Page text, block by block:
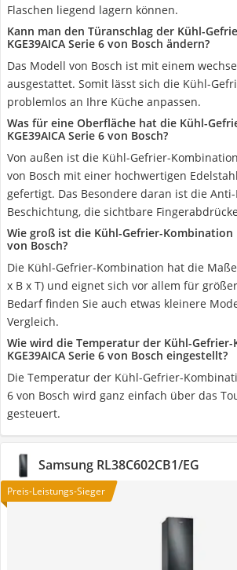
Flaschen liegend lagern können.
Kann man den Türanschlag der Kühl-
KGE39AICA Serie 6 von Bosch ändern?
Das Modell von Bosch ist mit einem
ausgestattet. Somit lässt sich die Kühl-
problemlos an Ihre Küche anpassen.
Was für eine Oberfläche hat die Kühl-
KGE39AICA Serie 6 von Bosch?
Von außen ist die Kühl-Gefrier-Kombination
von Bosch mit einer hochwertigen
gefertigt. Das Besondere daran ist die
Beschichtung, die sichtbare
Wie groß ist die Kühl-Gefrier-Kombination
von Bosch?
Die Kühl-Gefrier-Kombination hat die Maße
x B x T) und eignet sich vor allem für
Bedarf finden Sie auch etwas kleinere
Vergleich.
Wie wird die Temperatur der Kühl-
KGE39AICA Serie 6 von Bosch eingestellt?
Die Temperatur der Kühl-Gefrier-
6 von Bosch wird ganz einfach über das
gesteuert.
Samsung ‎RL38C602CB1/EG
Preis-Leistungs-Sieger